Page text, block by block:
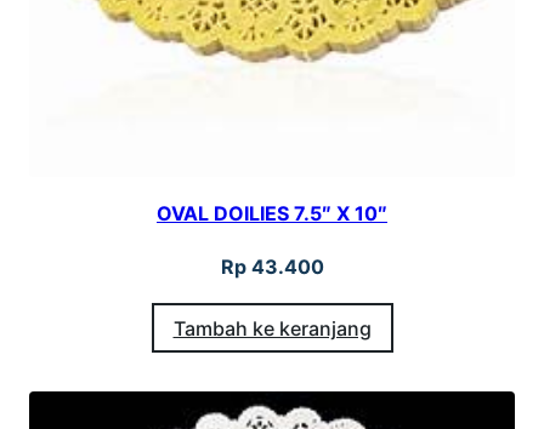
OVAL DOILIES 7.5″ X 10″
Rp43.400
Tambah ke keranjang